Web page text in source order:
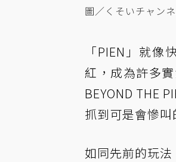
圖／くそいチャン
「PIEN」就
紅，成為許多
BEYOND THE
抓到可是會慘叫
如同先前的玩